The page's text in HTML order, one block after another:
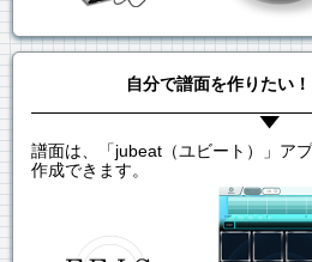
自分で譜面を作りたい
譜面は、「jubeat（ユビート）」ア
作成できます。